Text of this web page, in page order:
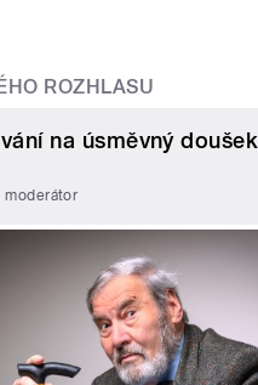
ROZHLASU
na úsměvný
moderátor